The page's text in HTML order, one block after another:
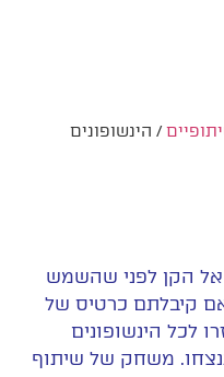
/ הינשופונים
אל הקן לפני שהשמש
קיבלתם כרטיס של
לכל הינשופונים
משחק של שיתוף